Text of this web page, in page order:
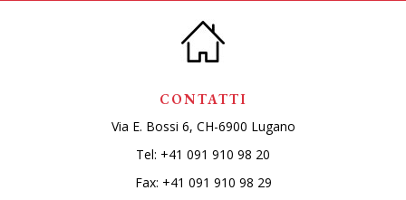
CONTATTI
Via E. Bossi 6, CH-6900 Lugano
Tel: +41 091 910 98 20
Fax: +41 091 910 98 29